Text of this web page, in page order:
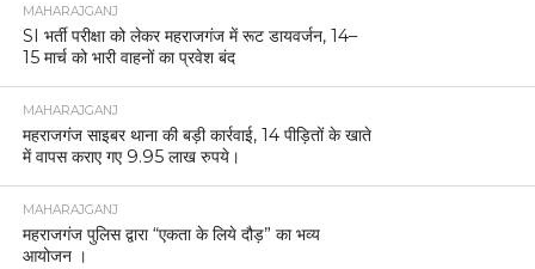
MAHARAJGANJ
SI भर्ती परीक्षा को लेकर महराजगंज में रूट डायवर्जन, 14–
15 मार्च को भारी वाहनों का प्रवेश बंद
MAHARAJGANJ
महराजगंज साइबर थाना की बड़ी कार्रवाई, 14 पीड़ितों के खाते
में वापस कराए गए 9.95 लाख रुपये।
MAHARAJGANJ
महराजगंज पुलिस द्वारा “एकता के लिये दौड़” का भव्य
आयोजन ।